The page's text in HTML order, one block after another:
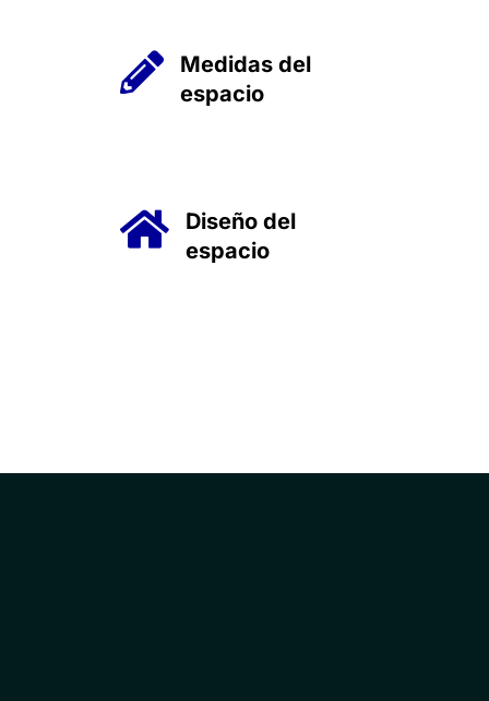
Medidas del
espacio
Diseño del
espacio